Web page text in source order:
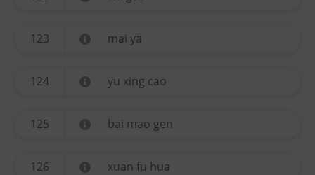
123 mai ya
124 yu xing cao
125 bai mao gen
126 xuan fu hua